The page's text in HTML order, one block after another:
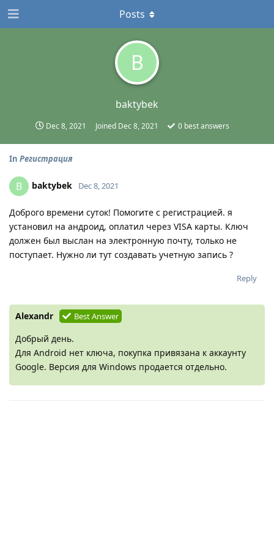
B
baktybek
Dec 8, 2021 Joined Dec 8, 2021 0 best answers
Posts
In Регистрация
B baktybek Dec 8, 2021
Доброго времени суток! Помогите с регистрацией. я
установил на андроид, оплатил через VISA карты. Ключ
должен был выслан на электронную почту, только не
поступает. Нужно ли тут создавать учетную запись ?
Reply
Alexandr Best Answer
Добрый день.
Для Android нет ключа, покупка привязана к аккаунту
Google. Версия для Windows продается отдельно.